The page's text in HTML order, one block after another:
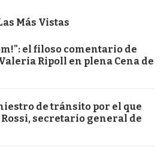
Más Vistas
el filoso comentario de
Ripoll en plena Cena de
de tránsito por el que
secretario general de